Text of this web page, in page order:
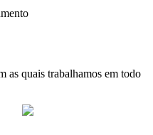
as quais trabalhamos em todo